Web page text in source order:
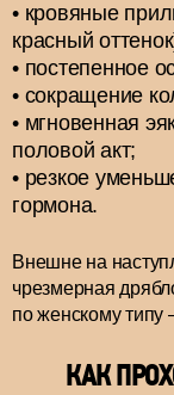
кровяные
красный
постепенное
сокращение
мгновенная
половой акт;
резкое
гормона.
Внешне на
чрезмерная
по женскому типу
КАК